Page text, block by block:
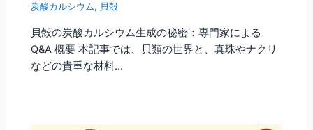
炭酸カルシウム, 貝殻
貝殻の炭酸カルシウム生成の秘密：専門家による
Q&A 概要 本記事では、貝類の世界と、真珠やナクリ
などの貴重な材料…